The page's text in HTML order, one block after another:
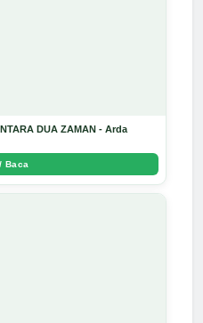
DUA ZAMAN - Arda
Baca